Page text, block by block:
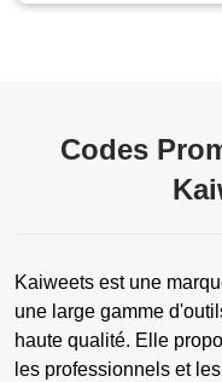
Codes
Kaiweets est une
une large gamme
haute qualité. Elle
les professionnels et